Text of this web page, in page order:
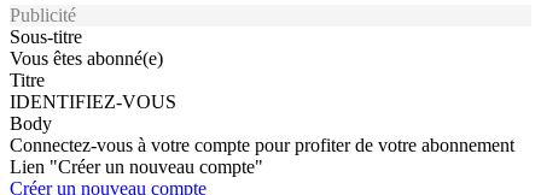
Publicité
Sous-titre
Vous êtes abonné(e)
Titre
IDENTIFIEZ-VOUS
Body
Connectez-vous à votre compte pour profiter de votre abonnement
Lien "Créer un nouveau compte"
Créer un nouveau compte